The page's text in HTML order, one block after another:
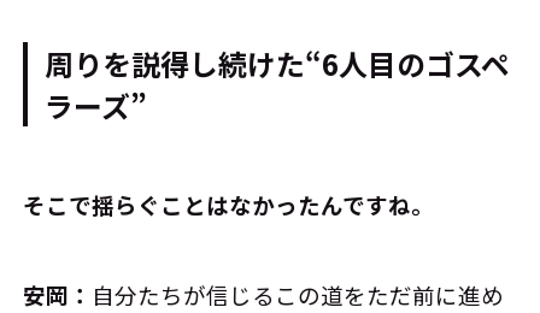
周りを説得し続けた“6人目のゴスペ
ラーズ”
――そこで揺らぐことはなかったんですね。
安岡： 自分たちが信じるこの道をただ前に進め